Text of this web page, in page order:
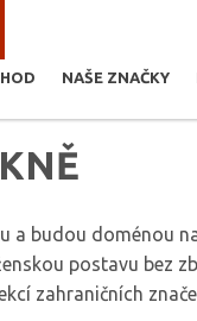
NAŠE ZNAČKY
a budou doménou
postavu bez
zahraničních